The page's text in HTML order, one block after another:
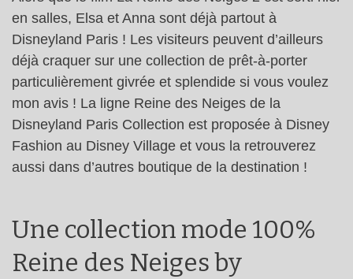
en salles, Elsa et Anna sont déjà partout à
Disneyland Paris ! Les visiteurs peuvent d’ailleurs
déjà craquer sur une collection de prêt-à-porter
particulièrement givrée et splendide si vous voulez
mon avis ! La ligne Reine des Neiges de la
Disneyland Paris Collection est proposée à Disney
Fashion au Disney Village et vous la retrouverez
aussi dans d’autres boutique de la destination !
Une collection mode 100%
Reine des Neiges by